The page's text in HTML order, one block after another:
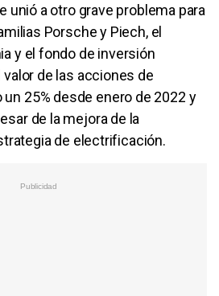
unió a otro grave problema para
Porsche y Piech, el
y el fondo de inversión
valor de las acciones de
25% desde enero de 2022 y
de la mejora de la
de electrificación.